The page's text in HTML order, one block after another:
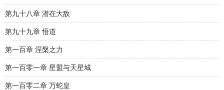
第九十八章 潜在大敌
第九十九章 悟道
第一百章 涅槃之力
第一百零一章 星盟与天星城
第一百零二章 万蛇皇